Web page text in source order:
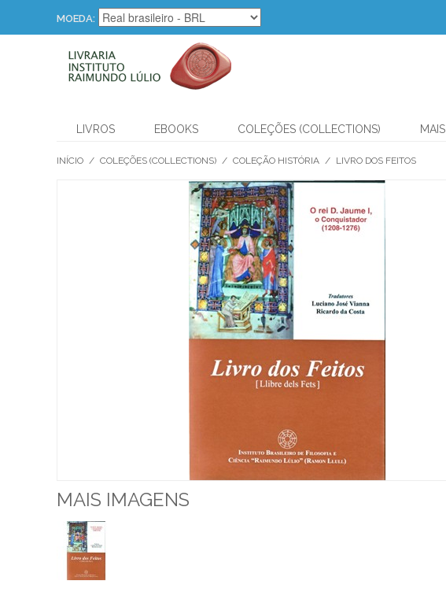
MOEDA:
LIVROS EBOOKS COLEÇÕES (COLLECTIONS)
INÍCIO / COLEÇÕES (COLLECTIONS) / COLEÇÃO HISTÓRIA / LIVRO DOS FEITOS
MAIS IMAGENS